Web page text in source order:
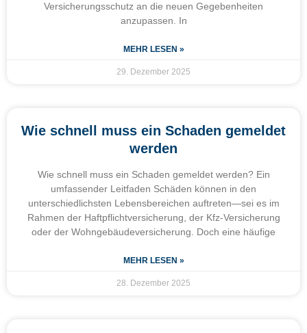
Versicherungsschutz an die neuen Gegebenheiten
anzupassen. In
MEHR LESEN »
29. Dezember 2025
Wie schnell muss ein Schaden gemeldet
werden
Wie schnell muss ein Schaden gemeldet werden? Ein
umfassender Leitfaden Schäden können in den
unterschiedlichsten Lebensbereichen auftreten—sei es im
Rahmen der Haftpflichtversicherung, der Kfz-Versicherung
oder der Wohngebäudeversicherung. Doch eine häufige
MEHR LESEN »
28. Dezember 2025